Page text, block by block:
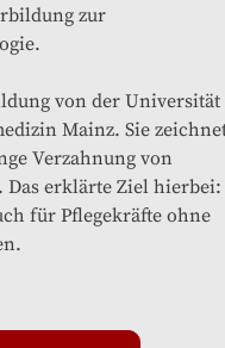
zur
von der Universität
Mainz. Sie
Verzahnung von
Das erklärte Ziel hierbei:
für Pflegekräfte ohne